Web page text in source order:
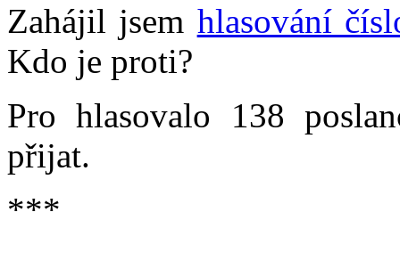
Zahájil jsem hlasování
Kdo je proti?
Pro hlasovalo 138
přijat.
***